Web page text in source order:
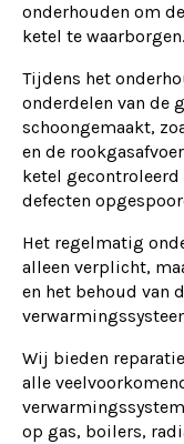
onderhouden om
ketel te waarborgen.
Tijdens het
onderdelen van de
schoongemaakt,
en de
ketel
defecten
Het regelmatig
alleen verplicht,
en het behoud van
Wij bieden
alle
op gas, boilers,